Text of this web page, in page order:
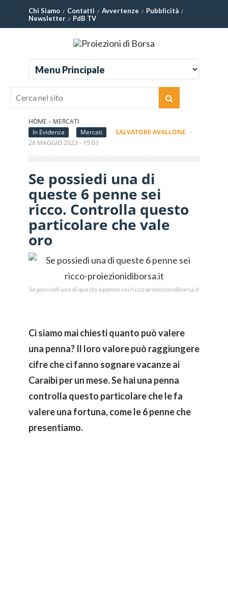
Chi Siamo Contatti Avvertenze
Pubblicità
Newsletter
PdB TV
HOME » MERCATI
In Evidenza
Mercati SALVATORE AVALLONE -
28 MAGGIO 2023 - 15:03
Se possiedi una di
queste 6 penne sei
ricco. Controlla questo
particolare che vale
oro
Se possiedi una di queste 6 penne sei ricco-proiezionidiborsa.it
Ci siamo mai chiesti quanto può valere
una penna? Il loro valore può raggiungere
cifre che ci fanno sognare vacanze ai
Caraibi per un mese. Se hai una penna
controlla questo particolare che le fa
valere una fortuna, come le 6 penne che
presentiamo.